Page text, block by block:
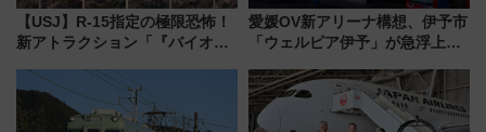
【USJ】R-15指定の極限恐怖！
新アトラクション「『バイオハ
ブ」今秋登場 ―予測不能の恐
怖に泣き叫べ―
愛媛OV新アリーナ構想、伊予市
「ウェルピア伊予」が急浮上！
で探る鉄道アクセスの未来